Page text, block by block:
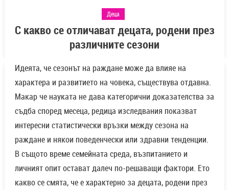
Деца
С какво се отличават децата, родени през
различните сезони
Идеята, че сезонът на раждане може да влияе на
характера и развитието на човека, съществува отдавна.
Макар че науката не дава категорични доказателства за
съдба според месеца, редица изследвания показват
интересни статистически връзки между сезона на
раждане и някои поведенчески или здравни тенденции.
В същото време семейната среда, възпитанието и
личният опит остават далеч по-решаващи фактори. Ето
какво се смята, че е характерно за децата, родени през